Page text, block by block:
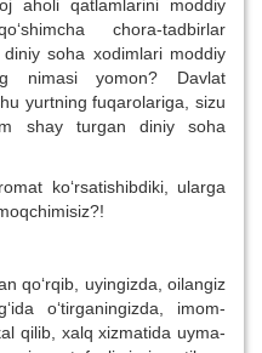
aholi qatlamlarini moddiy
chora-tadbirlar
diniy soha xodimlari moddiy
nimasi yomon? Davlat
yurtning fuqarolariga, sizu
shay turgan diniy soha
ko‘rsatishibdiki, ularga
qo‘rqib, uyingizda, oilangiz
o‘tirganingizda, imom-
qilib, xalq xizmatida uyma-